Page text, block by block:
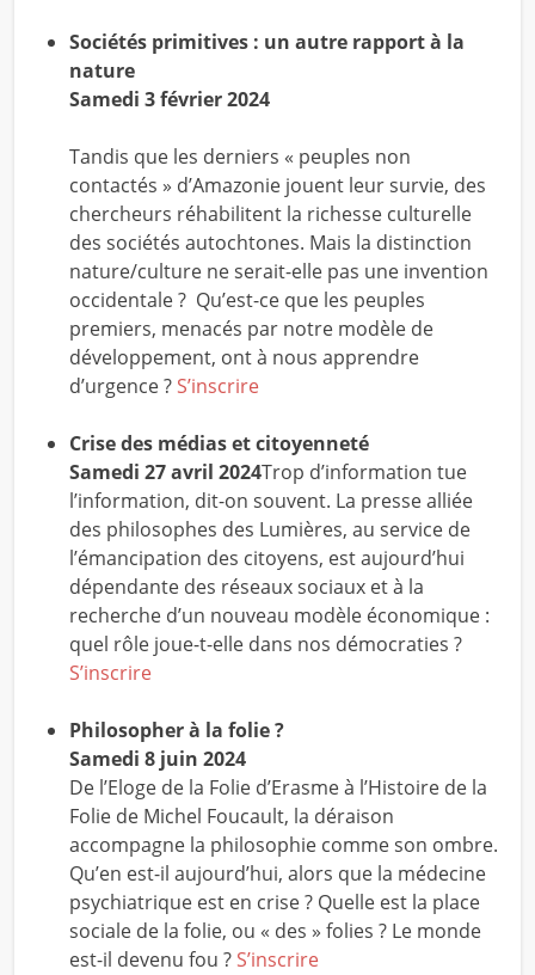
Sociétés primitives : un autre rapport à la
nature
Samedi 3 février 2024
Tandis que les derniers « peuples non
contactés » d’Amazonie jouent leur survie, des
chercheurs réhabilitent la richesse culturelle
des sociétés autochtones. Mais la distinction
nature/culture ne serait-elle pas une invention
occidentale ? Qu’est-ce que les peuples
premiers, menacés par notre modèle de
développement, ont à nous apprendre
d’urgence ?S’inscrire
Crise des médias et citoyenneté
Samedi 27 avril 2024Trop d’information tue
l’information, dit-on souvent. La presse alliée
des philosophes des Lumières, au service de
l’émancipation des citoyens, est aujourd’hui
dépendante des réseaux sociaux et à la
recherche d’un nouveau modèle économique :
quel rôle joue-t-elle dans nos démocraties ?
S’inscrire
Philosopher à la folie ?
Samedi 8 juin 2024
De l’Eloge de la Folie d’Erasme à l’Histoire de la
Folie de Michel Foucault, la déraison
accompagne la philosophie comme son ombre.
Qu’en est-il aujourd’hui, alors que la médecine
psychiatrique est en crise ? Quelle est la place
sociale de la folie, ou « des » folies ? Le monde
est-il devenu fou ? S’inscrire